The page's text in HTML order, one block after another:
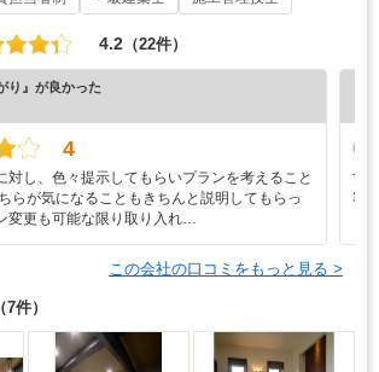
4.2 （22件）
り』が良かった
4
対し、色々提示してもらいプランを考えること
らが気になることもきちんと説明してもらっ
変更も可能な限り取り入れ…
世
容
この会社の口コミをもっと見る >
（7件）